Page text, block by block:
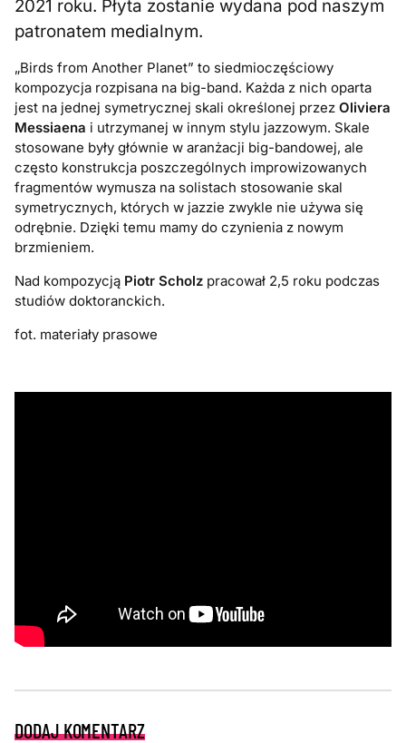
2021 roku. Płyta zostanie wydana pod naszym
patronatem medialnym.
„Birds from Another Planet” to siedmioczęściowy
kompozycja rozpisana na big-band. Każda z nich oparta
jest na jednej symetrycznej skali określonej przezOliviera
Messiaena i utrzymanej w innym stylu jazzowym. Skale
stosowane były głównie w aranżacji big-bandowej, ale
często konstrukcja poszczególnych improwizowanych
fragmentów wymusza na solistach stosowanie skal
symetrycznych, których w jazzie zwykle nie używa się
odrębnie. Dzięki temu mamy do czynienia z nowym
brzmieniem.
Nad kompozycją Piotr Scholz pracował 2,5 roku podczas
studiów doktoranckich.
fot. materiały prasowe
DODAJ KOMENTARZ